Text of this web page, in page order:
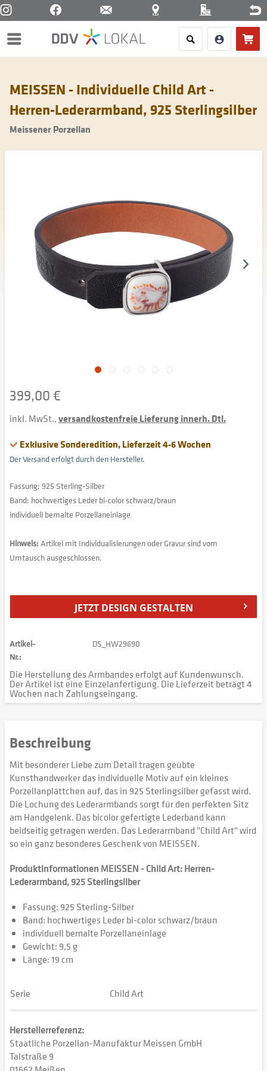
Menü
MEISSEN - Individuelle Child Art -
Herren-Lederarmband, 925 Sterlingsilber
Meissener Porzellan
399,00 €
inkl. MwSt.,versandkostenfreie Lieferung innerh. Dtl.
Exklusive Sonderedition, Lieferzeit 4-6 Wochen
Der Versand erfolgt durch den Hersteller.
Fassung: 925 Sterling-Silber
Band: hochwertiges Leder bi-color schwarz/braun
individuell bemalte Porzellaneinlage
Hinweis: Artikel mit Individualisierungen oder Gravur sind vom
Umtausch ausgeschlossen.
JETZT DESIGN GESTALTEN
Artikel-
Nr.:
DS_HW29690
Die Herstellung des Armbandes erfolgt auf Kundenwunsch.
Der Artikel ist eine Einzelanfertigung. Die Lieferzeit beträgt 4
Wochen nach Zahlungseingang.
Beschreibung
Mit besonderer Liebe zum Detail tragen geübte
Kunsthandwerker das individuelle Motiv auf ein kleines
Porzellanplättchen auf, das in 925 Sterlingsilber gefasst wird.
Die Lochung des Lederarmbands sorgt für den perfekten Sitz
am Handgelenk. Das bicolor gefertigte Lederband kann
beidseitig getragen werden. Das Lederarmband "Child Art" wird
so ein ganz besonderes Geschenk von MEISSEN.
Produktinformationen MEISSEN - Child Art: Herren-
Lederarmband, 925 Sterlingsilber
Fassung: 925 Sterling-Silber
Band: hochwertiges Leder bi-color schwarz/braun
individuell bemalte Porzellaneinlage
Gewicht: 9,5 g
Länge: 19 cm
Serie Child Art
Herstellerreferenz:
Staatliche Porzellan-Manufaktur Meissen GmbH
Talstraße 9